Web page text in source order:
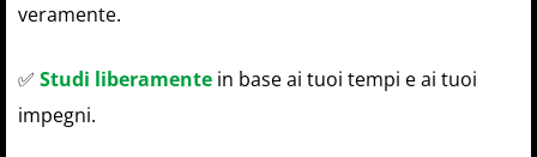
veramente.
✅ Studi liberamente in base ai tuoi tempi e ai tuoi
impegni.